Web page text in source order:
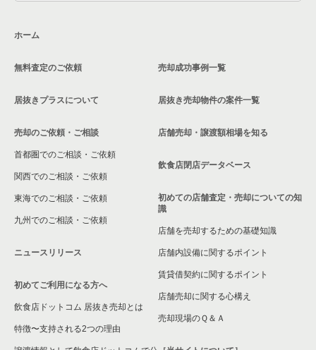
ホーム
無料査定のご依頼
居抜きプラスについて
売却のご依頼・ご相談
首都圏でのご相談・ご依頼
関西でのご相談・ご依頼
東海でのご相談・ご依頼
九州でのご相談・ご依頼
ニュースリリース
初めてご利用になる方へ
飲食店ドットコム 居抜き売却とは
特徴〜支持される2つの理由
売却成功事例一覧
居抜き売却物件の案件一覧
店舗売却・譲渡額相場を知る
飲食店閉店データベース
初めての店舗査定・売却についての知
識
店舗を売却するための基礎知識
店舗内設備に関するポイント
賃貸借契約に関するポイント
店舗売却に関する心構え
売却現場のＱ＆Ａ